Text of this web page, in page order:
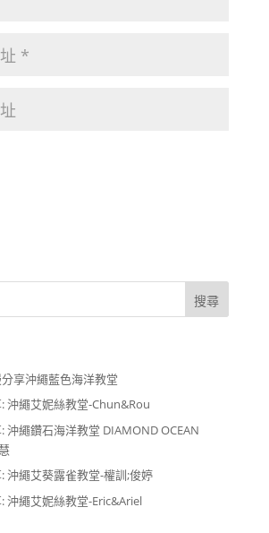
享沖繩藍色海洋教堂
沖繩艾妮絲教堂-Chun&Rou
沖繩鑽石海洋教堂 DIAMOND OCEAN
沖繩艾葵露雀教堂-權訓;俊婷
沖繩艾妮絲教堂-Eric&Ariel